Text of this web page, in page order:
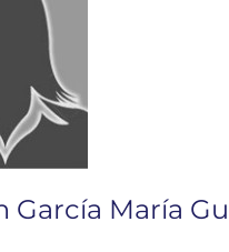
García María